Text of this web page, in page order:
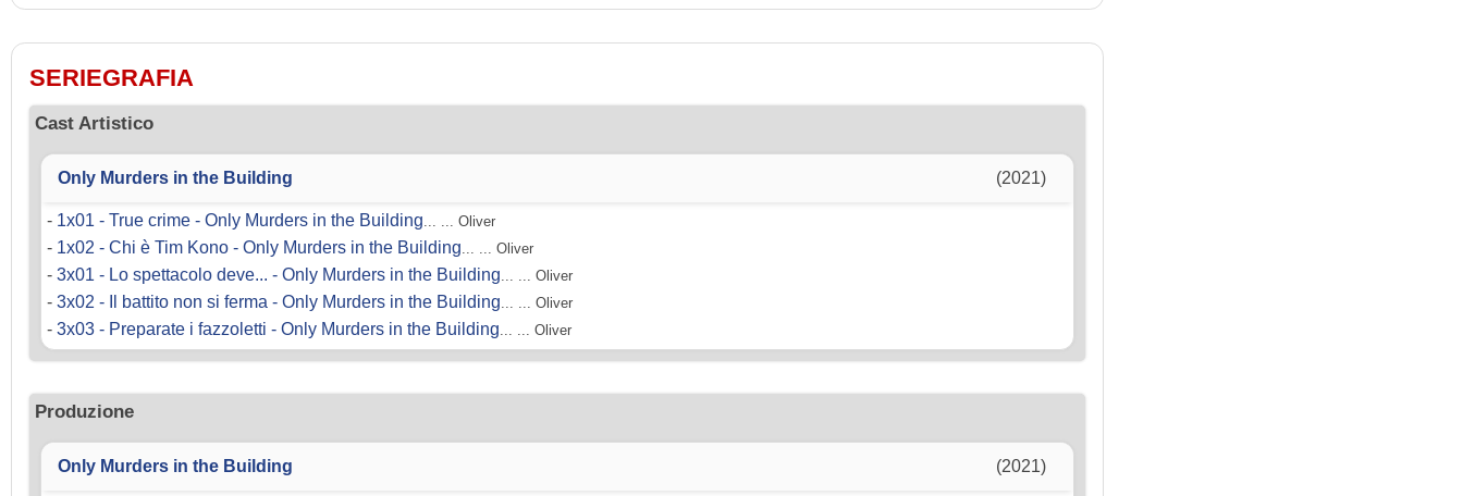
SERIEGRAFIA
Cast Artistico
Only Murders in the Building (2021)
- 1x01 - True crime - Only Murders in the Building... ... Oliver
- 1x02 - Chi è Tim Kono - Only Murders in the Building... ... Oliver
- 3x01 - Lo spettacolo deve... - Only Murders in the Building... ... Oliver
- 3x02 - Il battito non si ferma - Only Murders in the Building... ... Oliver
- 3x03 - Preparate i fazzoletti - Only Murders in the Building... ... Oliver
Produzione
Only Murders in the Building (2021)